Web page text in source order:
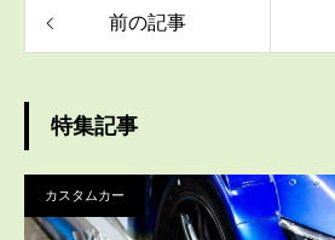
前の記事
特集記事
カスタムカー